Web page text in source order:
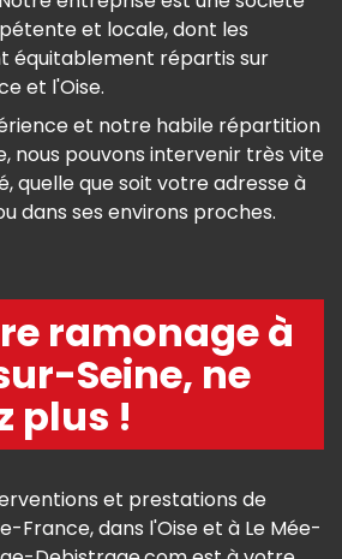
et locale, dont les
équitablement répartis sur
et l'Oise.
et notre habile répartition
nous pouvons intervenir très vite
quelle que soit votre adresse à
dans ses environs proches.
ramonage à
Seine, ne
plus !
et prestations de
France, dans l'Oise et à Le Mée-